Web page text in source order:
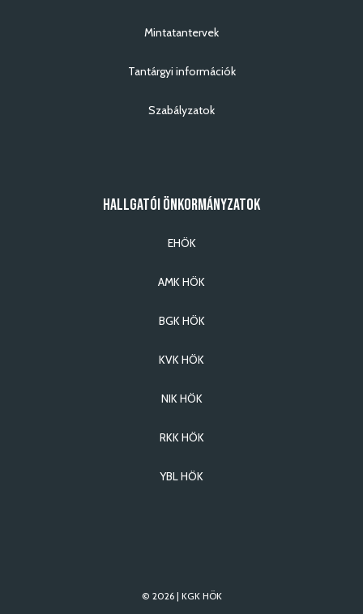
Mintatantervek
Tantárgyi információk
Szabályzatok
HALLGATÓI ÖNKORMÁNYZATOK
EHÖK
AMK HÖK
BGK HÖK
KVK HÖK
NIK HÖK
RKK HÖK
YBL HÖK
© 2026 | KGK HÖK